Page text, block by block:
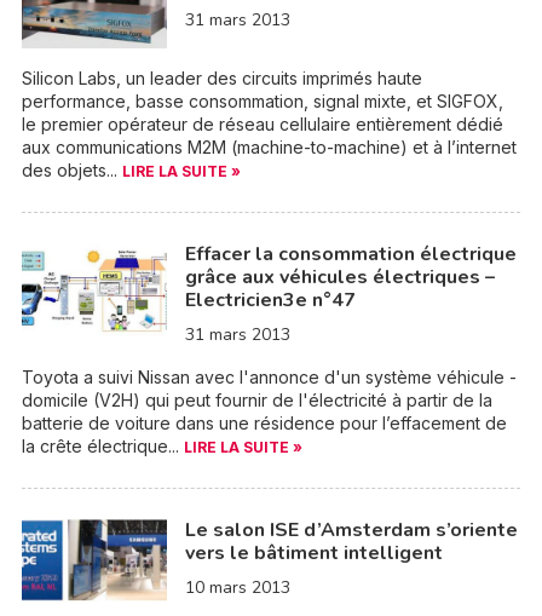
31 mars 2013
Silicon Labs, un leader des circuits imprimés haute
performance, basse consommation, signal mixte, et SIGFOX,
le premier opérateur de réseau cellulaire entièrement dédié
aux communications M2M (machine-to-machine) et à l’internet
des objets... LIRE LA SUITE »
Effacer la consommation électrique
grâce aux véhicules électriques –
Electricien3e n°47
31 mars 2013
Toyota a suivi Nissan avec l'annonce d'un système véhicule -
domicile (V2H) qui peut fournir de l'électricité à partir de la
batterie de voiture dans une résidence pour l’effacement de
la crête électrique... LIRE LA SUITE »
Le salon ISE d’Amsterdam s’oriente
vers le bâtiment intelligent
10 mars 2013